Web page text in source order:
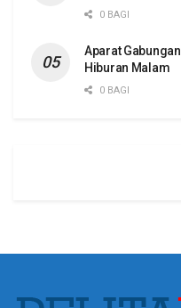
0 BAGI
Aparat
Hiburan Malam
0 BAGI